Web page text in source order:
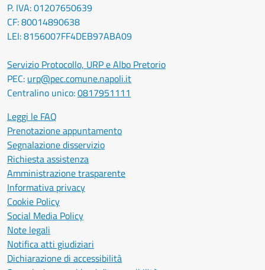
P. IVA: 01207650639
CF: 80014890638
LEI: 8156007FF4DEB97ABA09
Servizio Protocollo, URP e Albo Pretorio
PEC: urp@pec.comune.napoli.it
Centralino unico:0817951111
Leggi le FAQ
Prenotazione appuntamento
Segnalazione disservizio
Richiesta assistenza
Amministrazione trasparente
Informativa privacy
Cookie Policy
Social Media Policy
Note legali
Notifica atti giudiziari
Dichiarazione di accessibilità